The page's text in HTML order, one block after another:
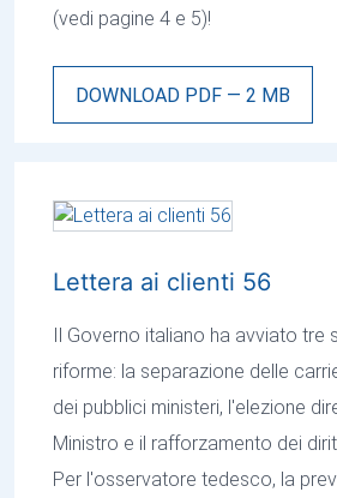
(vedi pagine 4 e 5)!
DOWNLOAD PDF — 2 MB
Lettera ai clienti 56
Il Governo italiano ha avviato tre
riforme: la separazione delle
dei pubblici ministeri, l'elezione
Ministro e il rafforzamento dei
Per l'osservatore tedesco, la